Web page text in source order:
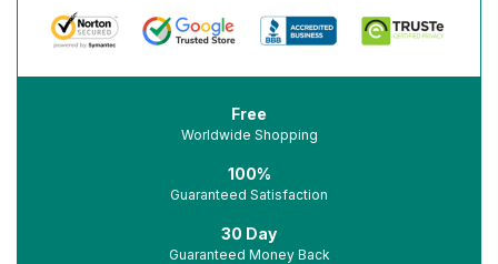
Free
Worldwide Shopping
100%
Guaranteed Satisfaction
30 Day
Guaranteed Money Back